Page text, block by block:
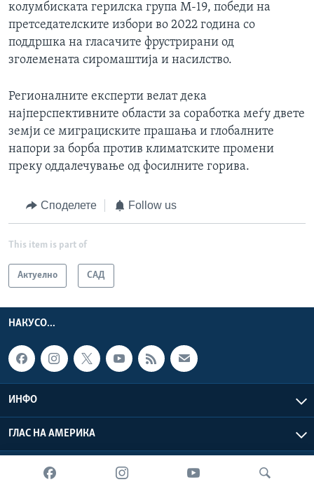
колумбиската герилска група М-19, победи на
претседателските избори во 2022 година со
поддршка на гласачите фрустрирани од
зголемената сиромаштија и насилство.
Регионалните експерти велат дека
најперспективните области за соработка меѓу двете
земји се миграциските прашања и глобалните
напори за борба против климатските промени
преку оддалечување од фосилните горива.
Споделете Follow us
This item is part of
Актуелно САД
НАКУСО...
ИНФО
ГЛАС НА АМЕРИКА
Глас на Америка © 2026 VOA, Inc. Сите права задржани.